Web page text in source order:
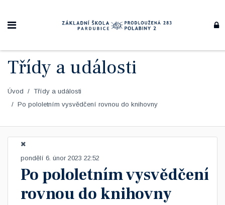
Třídy a události
Úvod
Třídy a události
Po pololetním vysvědčení rovnou do knihovny
pondělí 6. únor 2023 22:52
Po pololetním vysvědčení
rovnou do knihovny